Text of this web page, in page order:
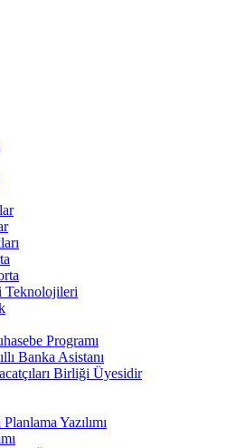
Teknolojileri
Programı
Banka Asistanı
Birliği Üyesidir
Yazılımı